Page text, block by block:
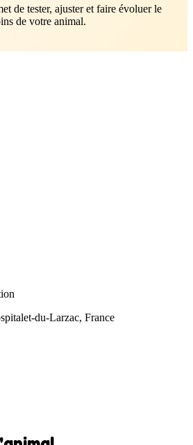
de tester, ajuster et faire évoluer le
de votre animal.
du-Larzac, France